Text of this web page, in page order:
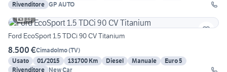
Rivenditore GP AUTO
13
Ford EcoSport 1.5 TDCi 90 CV Titanium
8.500 €Cimadolmo(TV)
Usato
01/2015 131700 Km Diesel Manuale
Euro 5
Rivenditore New Car